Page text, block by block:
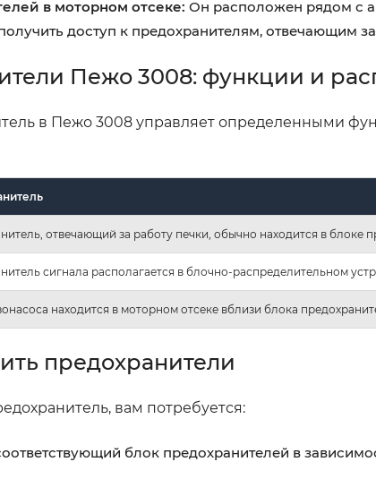
в моторном отсеке: Он расположен рядом с
доступ к предохранителям, отвечающим
Пежо 3008: функции и
в Пежо 3008 управляет определенными
отвечающий за работу печки, обычно находится в блоке
сигнала располагается в блочно-распределительном
находится в моторном отсеке вблизи блока
предохранители
вам потребуется:
блок предохранителей в